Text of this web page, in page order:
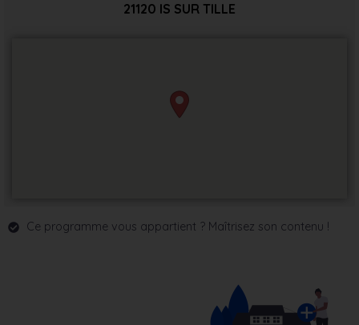
21120 IS SUR TILLE
Ce programme vous appartient ? Maîtrisez son contenu !